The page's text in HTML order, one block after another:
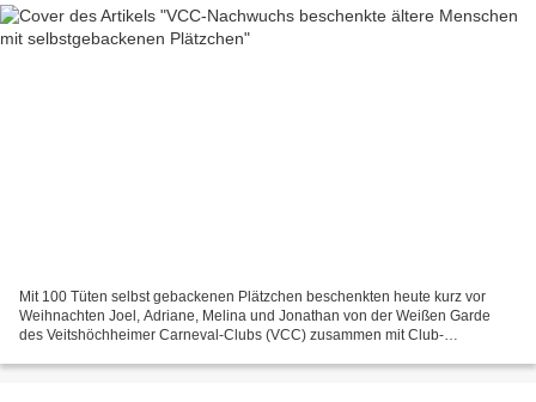
Mit 100 Tüten selbst gebackenen Plätzchen beschenkten heute kurz vor
Weihnachten Joel, Adriane, Melina und Jonathan von der Weißen Garde
des Veitshöchheimer Carneval-Clubs (VCC) zusammen mit Club-